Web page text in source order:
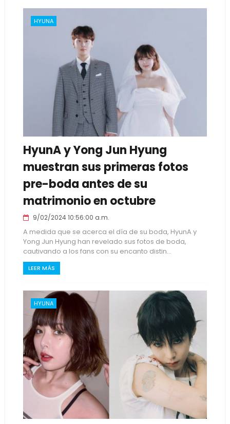
HYUNA
HyunA y Yong Jun Hyung
muestran sus primeras fotos
pre-boda antes de su
matrimonio en octubre
9/02/2024 10:56:00 a.m.
A medida que se acerca el día de su boda, HyunA y
Yong Jun Hyung han revelado sus fotos de boda,
cautivando a los fans con su encanto distin...
LEER MÁS
HYUNA